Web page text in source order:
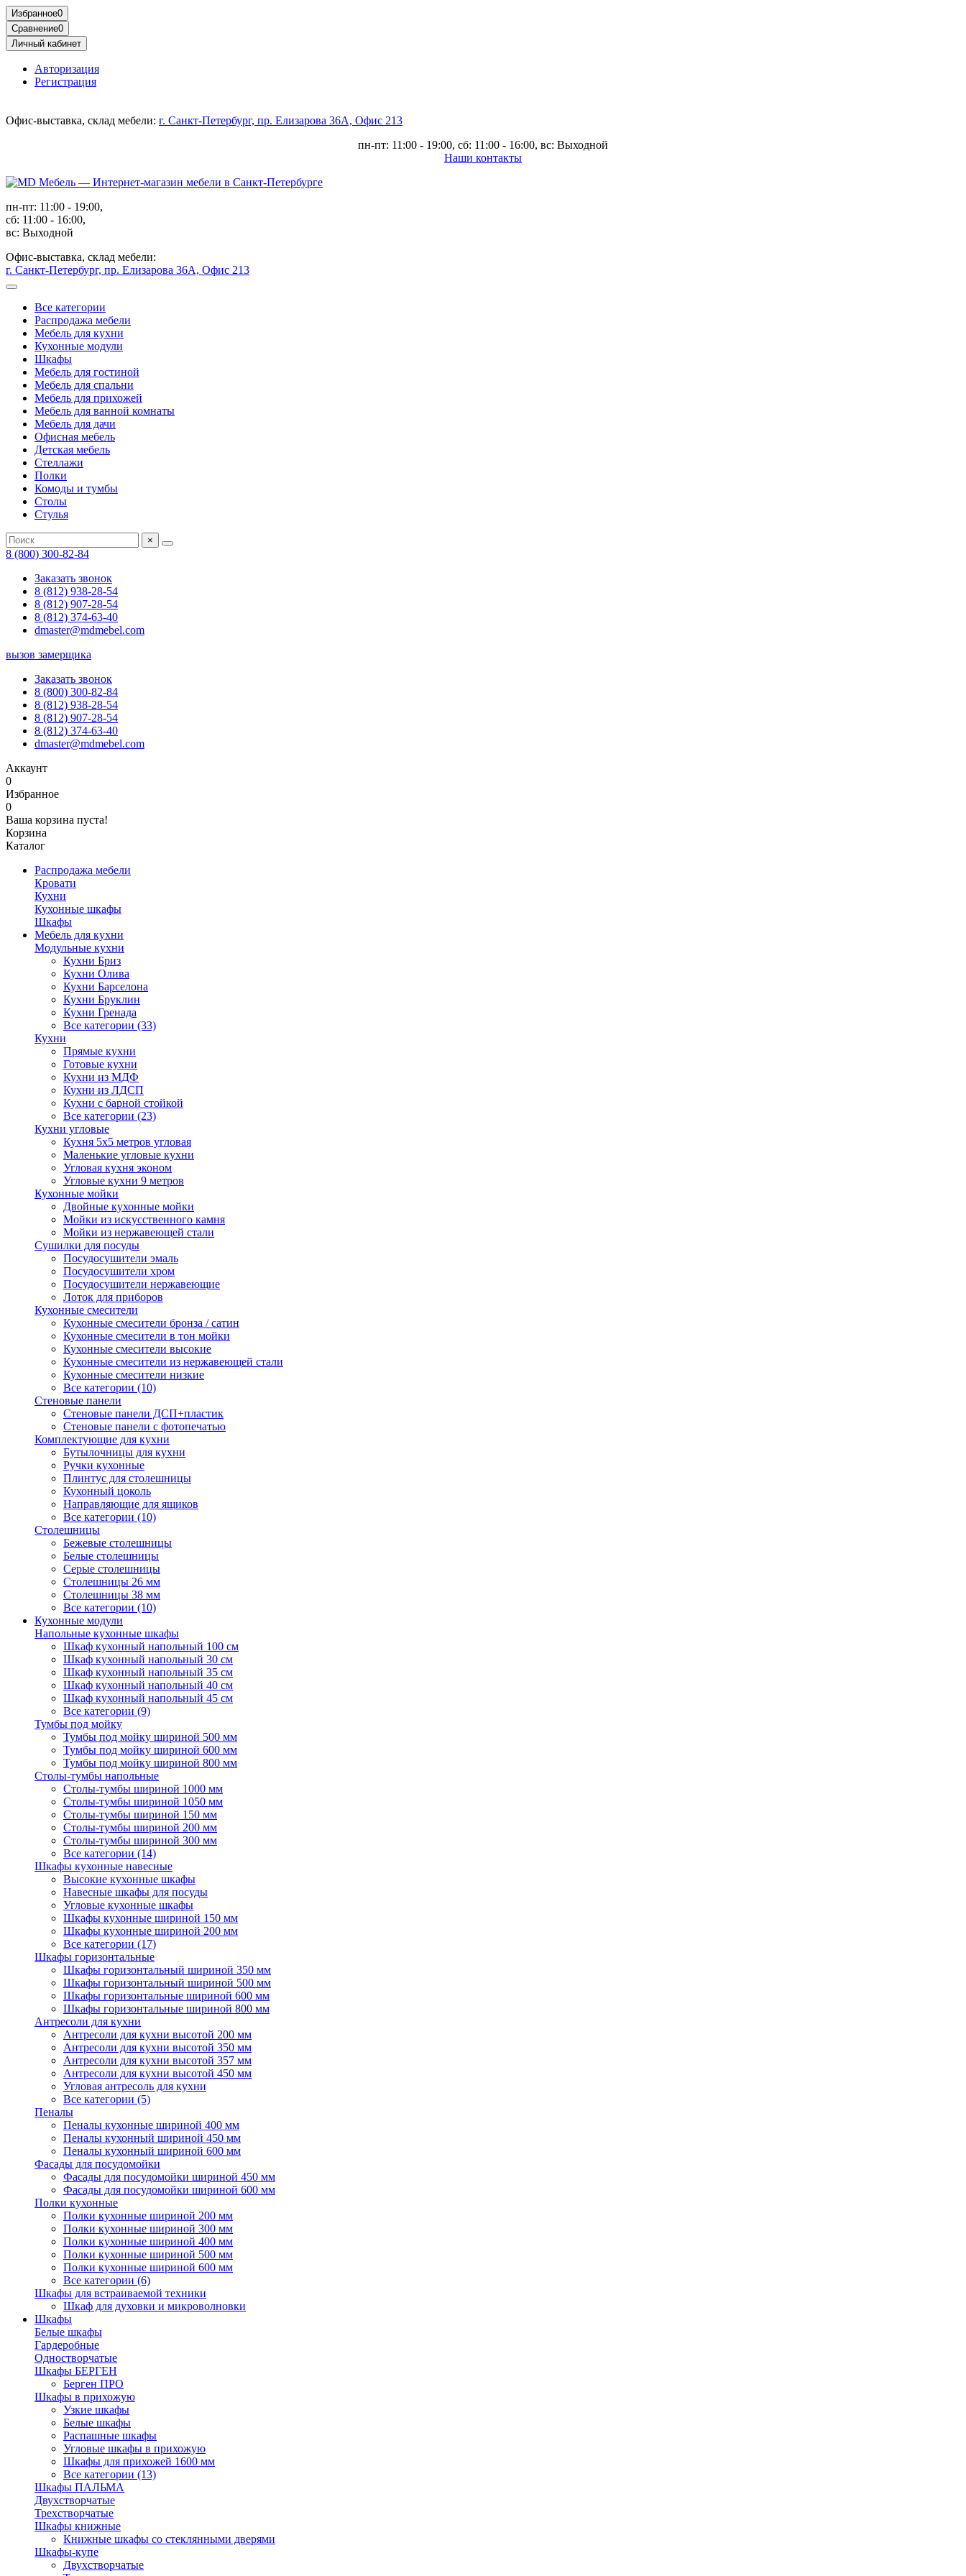
Избранное0
Сравнение0
Личный кабинет
Авторизация
Регистрация
Офис-выставка, склад мебели: г. Санкт-Петербург, пр. Елизарова 36А, Офис 213
пн-пт: 11:00 - 19:00, сб: 11:00 - 16:00, вс: Выходной
Наши контакты
пн-пт: 11:00 - 19:00,
сб: 11:00 - 16:00,
вс: Выходной
Офис-выставка, склад мебели:
г. Санкт-Петербург, пр. Елизарова 36А, Офис 213
Все категории
Распродажа мебели
Мебель для кухни
Кухонные модули
Шкафы
Мебель для гостиной
Мебель для спальни
Мебель для прихожей
Мебель для ванной комнаты
Мебель для дачи
Офисная мебель
Детская мебель
Стеллажи
Полки
Комоды и тумбы
Столы
Стулья
×
8 (800) 300-82-84
Заказать звонок
8 (812) 938-28-54
8 (812) 907-28-54
8 (812) 374-63-40
dmaster@mdmebel.com
вызов замерщика
Заказать звонок
8 (800) 300-82-84
8 (812) 938-28-54
8 (812) 907-28-54
8 (812) 374-63-40
dmaster@mdmebel.com
Аккаунт
0
Избранное
0
Ваша корзина пуста!
Корзина
Каталог
Распродажа мебели
Кровати
Кухни
Кухонные шкафы
Шкафы
Мебель для кухни
Модульные кухни
Кухни Бриз
Кухни Олива
Кухни Барселона
Кухни Бруклин
Кухни Гренада
Все категории (33)
Кухни
Прямые кухни
Готовые кухни
Кухни из МДФ
Кухни из ЛДСП
Кухни с барной стойкой
Все категории (23)
Кухни угловые
Кухня 5х5 метров угловая
Маленькие угловые кухни
Угловая кухня эконом
Угловые кухни 9 метров
Кухонные мойки
Двойные кухонные мойки
Мойки из искусственного камня
Мойки из нержавеющей стали
Сушилки для посуды
Посудосушители эмаль
Посудосушители хром
Посудосушители нержавеющие
Лоток для приборов
Кухонные смесители
Кухонные смесители бронза / сатин
Кухонные смесители в тон мойки
Кухонные смесители высокие
Кухонные смесители из нержавеющей стали
Кухонные смесители низкие
Все категории (10)
Стеновые панели
Стеновые панели ДСП+пластик
Стеновые панели с фотопечатью
Комплектующие для кухни
Бутылочницы для кухни
Ручки кухонные
Плинтус для столешницы
Кухонный цоколь
Направляющие для ящиков
Все категории (10)
Столешницы
Бежевые столешницы
Белые столешницы
Серые столешницы
Столешницы 26 мм
Столешницы 38 мм
Все категории (10)
Кухонные модули
Напольные кухонные шкафы
Шкаф кухонный напольный 100 см
Шкаф кухонный напольный 30 см
Шкаф кухонный напольный 35 см
Шкаф кухонный напольный 40 см
Шкаф кухонный напольный 45 см
Все категории (9)
Тумбы под мойку
Тумбы под мойку шириной 500 мм
Тумбы под мойку шириной 600 мм
Тумбы под мойку шириной 800 мм
Столы-тумбы напольные
Столы-тумбы шириной 1000 мм
Столы-тумбы шириной 1050 мм
Столы-тумбы шириной 150 мм
Столы-тумбы шириной 200 мм
Столы-тумбы шириной 300 мм
Все категории (14)
Шкафы кухонные навесные
Высокие кухонные шкафы
Навесные шкафы для посуды
Угловые кухонные шкафы
Шкафы кухонные шириной 150 мм
Шкафы кухонные шириной 200 мм
Все категории (17)
Шкафы горизонтальные
Шкафы горизонтальный шириной 350 мм
Шкафы горизонтальный шириной 500 мм
Шкафы горизонтальные шириной 600 мм
Шкафы горизонтальные шириной 800 мм
Антресоли для кухни
Антресоли для кухни высотой 200 мм
Антресоли для кухни высотой 350 мм
Антресоли для кухни высотой 357 мм
Антресоли для кухни высотой 450 мм
Угловая антресоль для кухни
Все категории (5)
Пеналы
Пеналы кухонные шириной 400 мм
Пеналы кухонный шириной 450 мм
Пеналы кухонный шириной 600 мм
Фасады для посудомойки
Фасады для посудомойки шириной 450 мм
Фасады для посудомойки шириной 600 мм
Полки кухонные
Полки кухонные шириной 200 мм
Полки кухонные шириной 300 мм
Полки кухонные шириной 400 мм
Полки кухонные шириной 500 мм
Полки кухонные шириной 600 мм
Все категории (6)
Шкафы для встраиваемой техники
Шкаф для духовки и микроволновки
Шкафы
Белые шкафы
Гардеробные
Одностворчатые
Шкафы БЕРГЕН
Берген ПРО
Шкафы в прихожую
Узкие шкафы
Белые шкафы
Распашные шкафы
Угловые шкафы в прихожую
Шкафы для прихожей 1600 мм
Все категории (13)
Шкафы ПАЛЬМА
Двухстворчатые
Трехстворчатые
Шкафы книжные
Книжные шкафы со стеклянными дверями
Шкафы-купе
Двухстворчатые